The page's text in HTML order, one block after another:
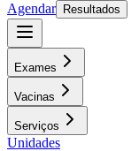
Agendar
Resultados
Exames
Vacinas
Serviços
Unidades